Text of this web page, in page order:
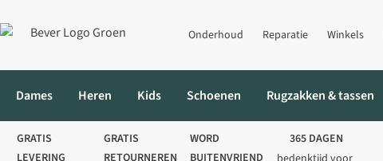
Onderhoud Reparatie Winkels
Dames Heren Kids Schoenen Rugzakken & tassen
GRATIS
LEVERING
GRATIS
RETOURNEREN
WORD
BUITENVRIEND
365 DAGEN